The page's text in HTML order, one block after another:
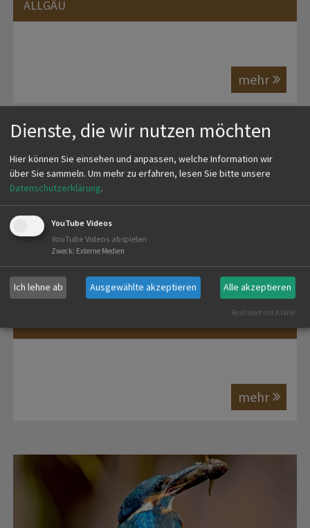
LLGÄU
mehr
mehr
Dienste, die wir nutzen möchten
Hier können Sie einsehen und anpassen, welche Information wir
über Sie sammeln. Um mehr zu erfahren, lesen Sie bitte unsere
Datenschutzerklärung.
YouTube Videos
YouTube Videos abspielen
Zweck: Externe Medien
Ich lehne ab Ausgewählte akzeptieren Alle akzeptieren
Realisiert mit Klaro!